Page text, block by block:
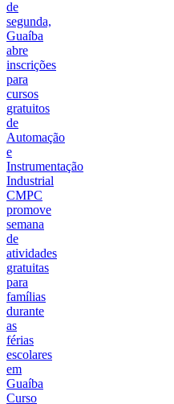
de
segunda,
Guaíba
abre
inscrições
para
cursos
gratuitos
de
Automação
e
Instrumentação
Industrial
CMPC
promove
semana
de
atividades
gratuitas
para
famílias
durante
as
férias
escolares
em
Guaíba
Curso